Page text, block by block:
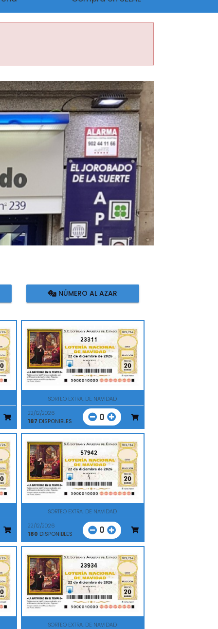
NÚMERO AL AZAR
23311
SORTEO EXTRA. DE NAVIDAD
22/12/2026
187 DISPONIBLES 0
57942
SORTEO EXTRA. DE NAVIDAD
22/12/2026
180 DISPONIBLES 0
23934
SORTEO EXTRA. DE NAVIDAD